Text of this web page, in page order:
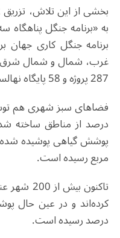
به «برنامه جنگل پناهگاه
برنامه جنگل کاری جهان
غرب، شمال و شمال شرق
287 پروژه و 58 پایگاه نهالستان حمایت کرد.
درصد از مناطق ساخته
مربع رسیده است.
تاکنون
درصد رسیده است.